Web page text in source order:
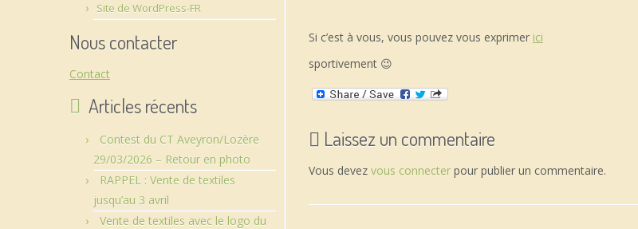
Site de WordPress-FR
Nous contacter
Contact
Articles récents
Contest du CT Aveyron/Lozère
29/03/2026 – Retour en photo
RAPPEL : Vente de textiles
jusqu’au 3 avril
Vente de textiles avec le logo du
Si c’est à vous, vous pouvez vous exprimer ici
sportivement 😉
Laissez un commentaire
Vous devez vous connecter pour publier un commentaire.